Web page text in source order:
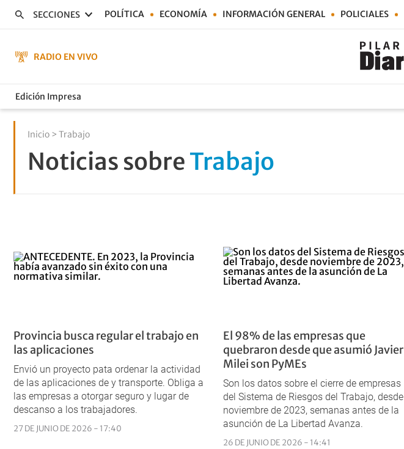
SECCIONES POLÍTICA ECONOMÍA INFORMACIÓN GENERAL POLICIALES
RADIO EN VIVO
Edición Impresa
Inicio > Trabajo
Noticias sobreTrabajo
Provincia busca regular el trabajo en
las aplicaciones
Envió un proyecto pata ordenar la actividad
de las aplicaciones de y transporte. Obliga a
las empresas a otorgar seguro y lugar de
descanso a los trabajadores.
27 DE JUNIO DE 2026 - 17:40
El 98% de las empresas que
quebraron desde que asumió Javier
Milei son PyMEs
Son los datos sobre el cierre de empresas
del Sistema de Riesgos del Trabajo, desde
noviembre de 2023, semanas antes de la
asunción de La Libertad Avanza.
26 DE JUNIO DE 2026 - 14:41